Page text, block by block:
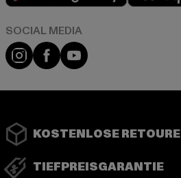
Instagram
FacebookYouTube
KOSTENLOSE RETOURE
TIEFPREISGARANTIE